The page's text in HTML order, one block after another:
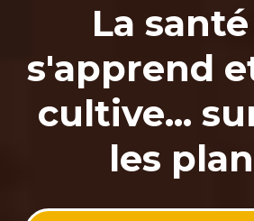
La
s'apprend
cultive...
les